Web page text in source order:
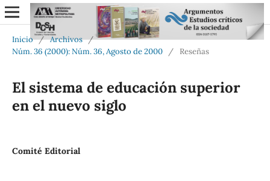
Inicio / Archivos /
Núm. 36 (2000): Núm. 36, Agosto de 2000
/ Reseñas
El sistema de educación superior
en el nuevo siglo
Comité Editorial